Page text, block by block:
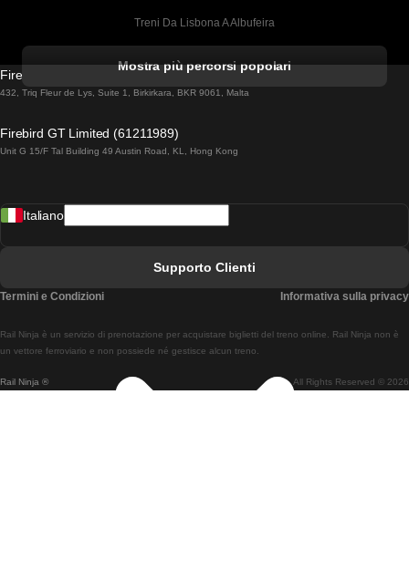
Treni Da Lisbona A Albufeira
Treni Da Lisbona A Lagos
Treni Da Lisbona A Madrid
Treni Da Lisbon A Braga
Treni Da Braga A Lisbona
Mostra più percorsi popolari
Firebird GT Limited (OC 1451)
432, Triq Fleur de Lys, Suite 1, Birkirkara, BKR 9061, Malta
Firebird GT Limited (61211989)
Unit G 15/F Tal Building 49 Austin Road, KL, Hong Kong
Rail Ninja ® All Rights Reserved © 2026
Rail Ninja è un servizio di prenotazione per acquistare biglietti del treno online. Rail Ninja non è
un vettore ferroviario e non possiede né gestisce alcun treno.
Italiano
Supporto Clienti
Termini e Condizioni Informativa sulla privacy